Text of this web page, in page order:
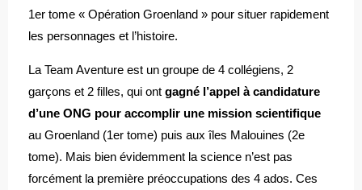
1er tome « Opération Groenland » pour situer rapidement
les personnages et l’histoire.
La Team Aventure est un groupe de 4 collégiens, 2
garçons et 2 filles, qui ont gagné l’appel à candidature
d’une ONG pour accomplir une mission scientifique
au Groenland (1er tome) puis aux îles Malouines (2e
tome). Mais bien évidemment la science n’est pas
forcément la première préoccupations des 4 ados. Ces